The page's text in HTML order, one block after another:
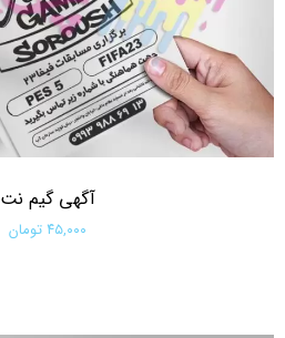
آگهی گیم نت
۴۵,۰۰۰ تومان